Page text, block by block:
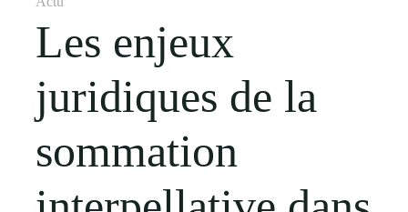
Les enjeux
juridiques de la
sommation